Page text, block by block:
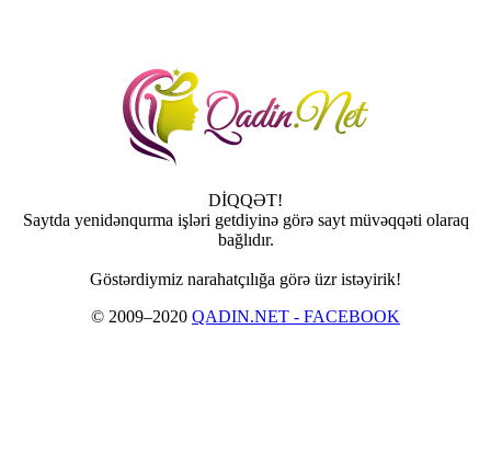
DİQQƏT!
Saytda yenidənqurma işləri getdiyinə görə sayt müvəqqəti olaraq
bağlıdır.
Göstərdiymiz narahatçılığa görə üzr istəyirik!
© 2009–2020 QADIN.NET - FACEBOOK